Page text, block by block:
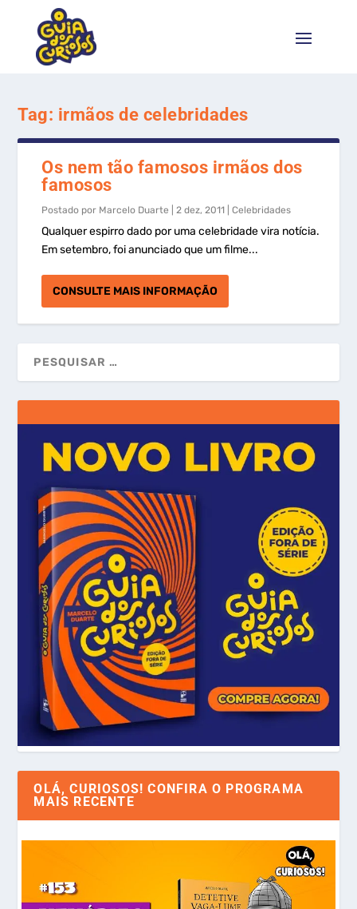
Tag: irmãos de celebridades
Os nem tão famosos irmãos dos
famosos
Postado por Marcelo Duarte |2 dez, 2011 |Celebridades
Qualquer espirro dado por uma celebridade vira notícia.
Em setembro, foi anunciado que um filme...
CONSULTE MAIS INFORMAÇÃO
OLÁ, CURIOSOS! CONFIRA O PROGRAMA
MAIS RECENTE